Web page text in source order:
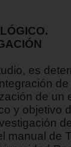
es
de
y objetivo
manual de